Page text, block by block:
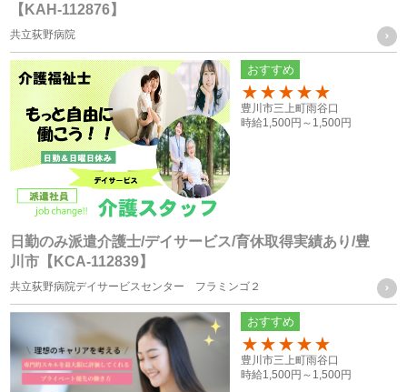
トリーフォーム、口頭（電話等）による取得
・就職斡旋サイトや人材紹介会社からの通知による取得
お取引様の個人情報
・お問い合せフォーム、求人依頼フォーム、口頭（電話等）
またはFAXによる取得
個人情報の管理について責任を有する者の名称
・株式会社フォーテック
統計処理されたデータの利用
当社は、提供を受けた個人情報をもとに、個人を特定できな
いよう加工した統計データを作成することがあります。個人
を特定できない統計データについては、当社は何ら制限なく
【KAH-112876】
共立荻野病院
日勤のみ派遣介護士/デイサービス/育休取得実績あり/豊
川市【KCA-112839】
共立荻野病院デイサービスセンター フラミンゴ２
おすすめ
100
豊川市三上町雨谷口
時給1,500円～ 1,500円
おすすめ
100
豊川市三上町雨谷口
時給1,500円～ 1,500円